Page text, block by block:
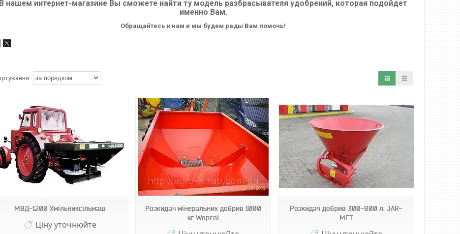
В нашем интернет-магазине Вы сможете найти ту модель разбрасывателя удобрений, которая подойдет
именно Вам.
Обращайтесь к нам и мы будем рады Вам помочь!
МВД-1200 Хмільниксільмаш
Ціну уточнюйте
Розкидач мінеральних добрив 1000
кг Woprol
Розкидач добрив 300-800 л. JAR-
MET